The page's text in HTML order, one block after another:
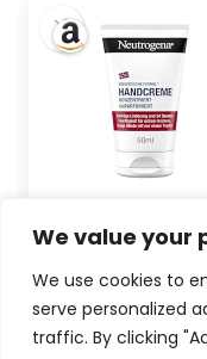
We value your
We use cookies to
serve personalized
traffic. By clicking
Handcreme
konzentriert
unparfümiert,
beruhigende
Ursprünglicher
Aktueller